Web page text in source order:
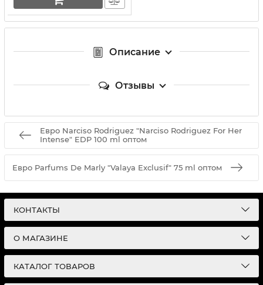
Описание
Отзывы
Евро Narciso Rodriguez "Narciso Rodriguez For Her
Intense" EDP 100 ml оптом
Евро Parfums De Marly "Valaya Exclusif" 75 ml оптом
КОНТАКТЫ
О МАГАЗИНЕ
КАТАЛОГ ТОВАРОВ